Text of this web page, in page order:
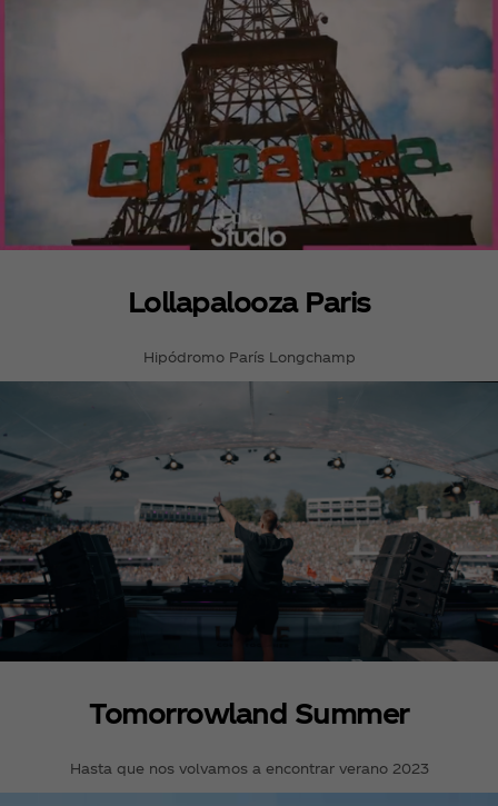
Lollapalooza Paris
Hipódromo París Longchamp
Tomorrowland Summer
Hasta que nos volvamos a encontrar verano 2023